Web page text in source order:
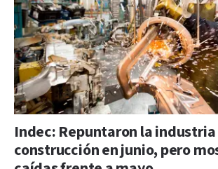
Indec: Repuntaron la industria
construcción en junio, pero